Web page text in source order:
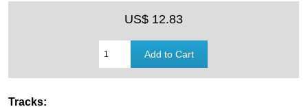
US$ 12.83
Tracks: